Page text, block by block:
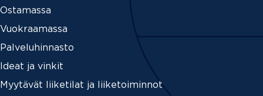
Ostamassa
Vuokraamassa
Palveluhinnasto
Ideat ja vinkit
Myytävät liiketilat ja liiketoiminnot